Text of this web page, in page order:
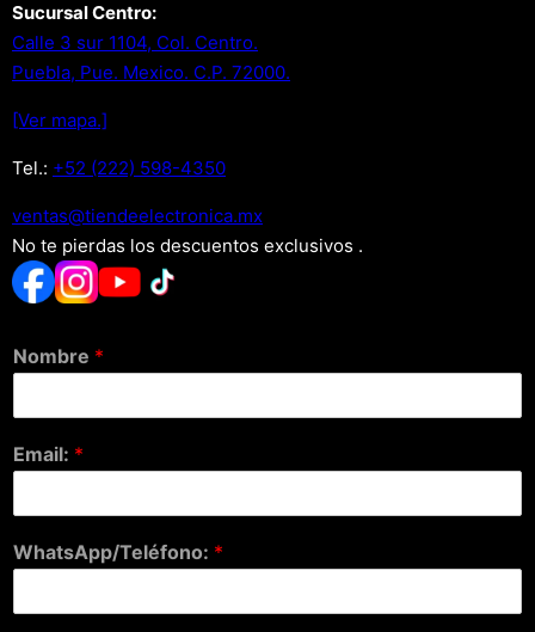
Sucursal Centro:
Calle 3 sur 1104, Col. Centro.
Puebla, Pue. Mexico. C.P. 72000.
[Ver mapa.]
Tel.: +52 (222) 598-4350
xm.acinortceleedneit@satnev
No te pierdas los descuentos exclusivos .
Nombre *
Email: *
WhatsApp/Teléfono: *